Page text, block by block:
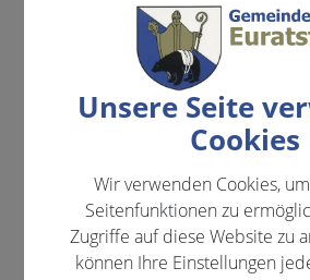
Euratsfeld
⇐ zurück
Unsere Seite
Cookies
Wir verwenden Cookies,
Seitenfunktionen zu
Zugriffe auf diese Website zu
können Ihre Einstellungen